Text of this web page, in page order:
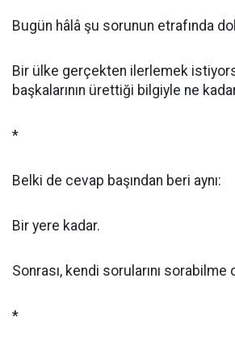
Bugün hâlâ şu sorunun etrafında
Bir ülke gerçekten ilerlemek
başkalarının ürettiği bilgiyle ne
*
Belki de cevap başından beri aynı:
Bir yere kadar.
Sonrası, kendi sorularını sorabilme
*